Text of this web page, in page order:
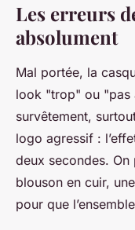
Les erreurs
absolument
Mal portée, la
look "trop" ou "pas
survêtement,
logo agressif :
deux secondes.
blouson en cuir,
pour que